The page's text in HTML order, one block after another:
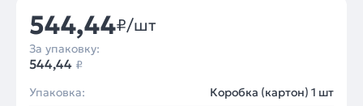
544,44₽/шт
За упаковку:
544,44 ₽
Упаковка:
Коробка (картон) 1 шт